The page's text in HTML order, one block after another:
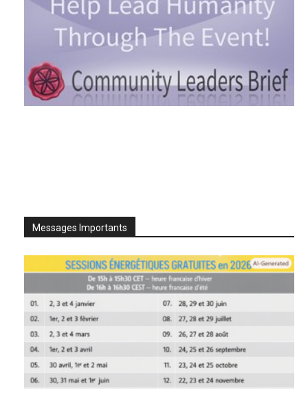
Messages Importants